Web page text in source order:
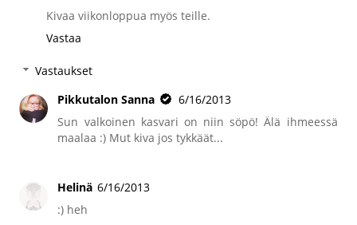
Kivaa viikonloppua myös teille.
Vastaa
Vastaukset
Pikkutalon Sanna
6/16/2013
Sun valkoinen kasvari on niin söpö! Älä ihmeessä
maalaa :) Mut kiva jos tykkäät...
Helinä 6/16/2013
:) heh